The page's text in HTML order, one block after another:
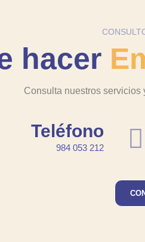
hacer
Consulta nuestros servicios
Teléfono
984 053 212